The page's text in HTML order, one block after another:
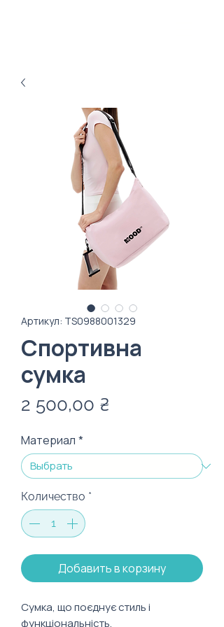
Артикул: TS0988001329
Спортивна
сумка
2 500,00 ₴
Материал *
Количество *
Добавить в корзину
Сумка, що поєднує стиль і
функціональність.